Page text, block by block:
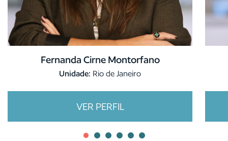
Fernanda Cirne Montorfano
Unidade: Rio de Janeiro
VER PERFIL